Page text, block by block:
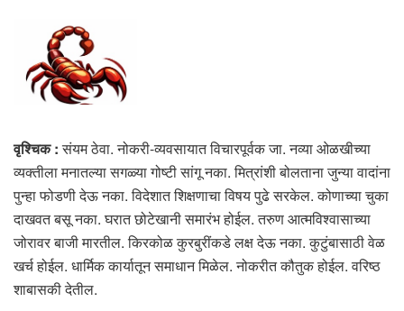
वृश्चिक :संयम ठेवा. नोकरी-व्यवसायात विचारपूर्वक जा. नव्या ओळखीच्या
व्यक्तीला मनातल्या सगळ्या गोष्टी सांगू नका. मित्रांशी बोलताना जुन्या वादांना
पुन्हा फोडणी देऊ नका. विदेशात शिक्षणाचा विषय पुढे सरकेल. कोणाच्या चुका
दाखवत बसू नका. घरात छोटेखानी समारंभ होईल. तरुण आत्मविश्वासाच्या
जोरावर बाजी मारतील. किरकोळ कुरबुरींकडे लक्ष देऊ नका. कुटुंबासाठी वेळ
खर्च होईल. धार्मिक कार्यातून समाधान मिळेल. नोकरीत कौतुक होईल. वरिष्ठ
शाबासकी देतील.